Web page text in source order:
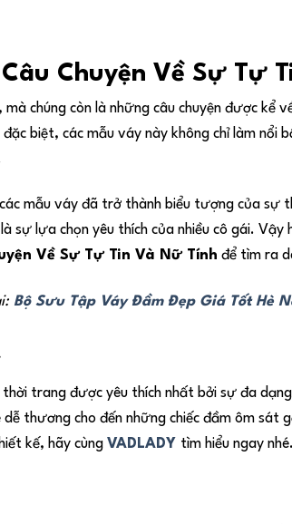
Chuyện Về Sự Tự
mà chúng còn là những câu chuyện được
biệt, các mẫu váy này không chỉ làm nổi
mẫu váy đã trở thành biểu tượng của sự
sự lựa chọn yêu thích của nhiều cô gái. Vậy
Về Sự Tự Tin Và Nữ Tính để tìm ra
Bộ Sưu Tập Váy Đầm Đẹp Giá Tốt Hè
trang được yêu thích nhất bởi sự đa
thương cho đến những chiếc đầm ôm sát
kế, hãy cùng VADLADY tìm hiểu ngay nhé.